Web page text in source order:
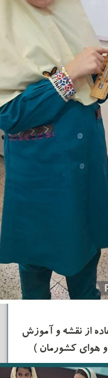
۱۷ با استفاده از نقشه و آموزش
هوای کشورمان )